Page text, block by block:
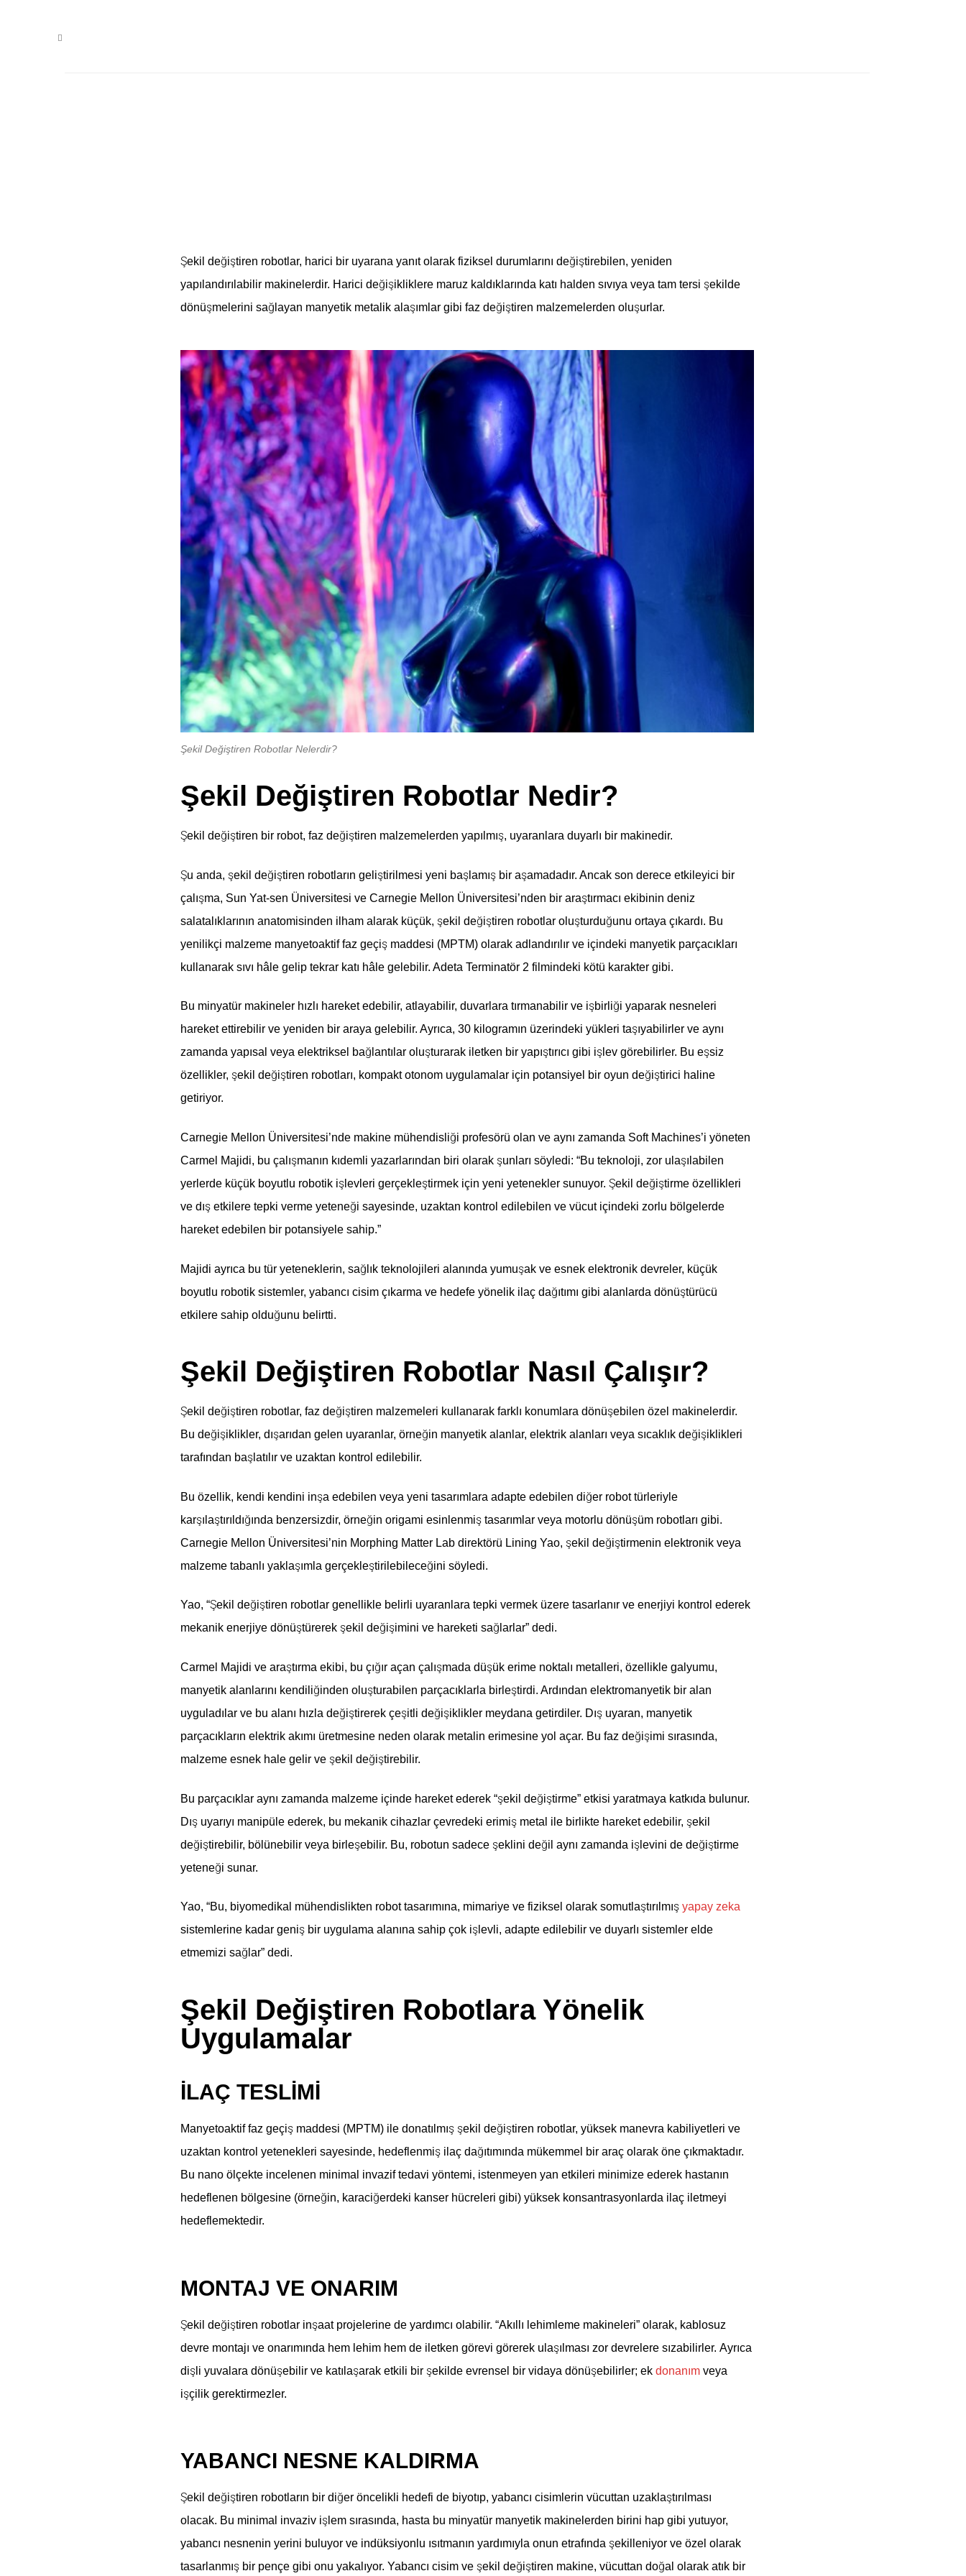
Şekil değiştiren robotlar, harici bir uyarana yanıt olarak fiziksel durumlarını değiştirebilen, yeniden
yapılandırılabilir makinelerdir. Harici değişikliklere maruz kaldıklarında katı halden sıvıya veya tam tersi şekilde
dönüşmelerini sağlayan manyetik metalik alaşımlar gibi faz değiştiren malzemelerden oluşurlar.
Şekil Değiştiren Robotlar Nelerdir?
Şekil Değiştiren Robotlar Nedir?
Şekil değiştiren bir robot, faz değiştiren malzemelerden yapılmış, uyaranlara duyarlı bir makinedir.
Şu anda, şekil değiştiren robotların geliştirilmesi yeni başlamış bir aşamadadır. Ancak son derece etkileyici bir
çalışma, Sun Yat-sen Üniversitesi ve Carnegie Mellon Üniversitesi’nden bir araştırmacı ekibinin deniz
salatalıklarının anatomisinden ilham alarak küçük, şekil değiştiren robotlar oluşturduğunu ortaya çıkardı. Bu
yenilikçi malzeme manyetoaktif faz geçiş maddesi (MPTM) olarak adlandırılır ve içindeki manyetik parçacıkları
kullanarak sıvı hâle gelip tekrar katı hâle gelebilir. Adeta Terminatör 2 filmindeki kötü karakter gibi.
Bu minyatür makineler hızlı hareket edebilir, atlayabilir, duvarlara tırmanabilir ve işbirliği yaparak nesneleri
hareket ettirebilir ve yeniden bir araya gelebilir. Ayrıca, 30 kilogramın üzerindeki yükleri taşıyabilirler ve aynı
zamanda yapısal veya elektriksel bağlantılar oluşturarak iletken bir yapıştırıcı gibi işlev görebilirler. Bu eşsiz
özellikler, şekil değiştiren robotları, kompakt otonom uygulamalar için potansiyel bir oyun değiştirici haline
getiriyor.
Carnegie Mellon Üniversitesi’nde makine mühendisliği profesörü olan ve aynı zamanda Soft Machines’i yöneten
Carmel Majidi, bu çalışmanın kıdemli yazarlarından biri olarak şunları söyledi: “Bu teknoloji, zor ulaşılabilen
yerlerde küçük boyutlu robotik işlevleri gerçekleştirmek için yeni yetenekler sunuyor. Şekil değiştirme özellikleri
ve dış etkilere tepki verme yeteneği sayesinde, uzaktan kontrol edilebilen ve vücut içindeki zorlu bölgelerde
hareket edebilen bir potansiyele sahip.”
Majidi ayrıca bu tür yeteneklerin, sağlık teknolojileri alanında yumuşak ve esnek elektronik devreler, küçük
boyutlu robotik sistemler, yabancı cisim çıkarma ve hedefe yönelik ilaç dağıtımı gibi alanlarda dönüştürücü
etkilere sahip olduğunu belirtti.
Şekil Değiştiren Robotlar Nasıl Çalışır?
Şekil değiştiren robotlar, faz değiştiren malzemeleri kullanarak farklı konumlara dönüşebilen özel makinelerdir.
Bu değişiklikler, dışarıdan gelen uyaranlar, örneğin manyetik alanlar, elektrik alanları veya sıcaklık değişiklikleri
tarafından başlatılır ve uzaktan kontrol edilebilir.
Bu özellik, kendi kendini inşa edebilen veya yeni tasarımlara adapte edebilen diğer robot türleriyle
karşılaştırıldığında benzersizdir, örneğin origami esinlenmiş tasarımlar veya motorlu dönüşüm robotları gibi.
Carnegie Mellon Üniversitesi’nin Morphing Matter Lab direktörü Lining Yao, şekil değiştirmenin elektronik veya
malzeme tabanlı yaklaşımla gerçekleştirilebileceğini söyledi.
Yao, “Şekil değiştiren robotlar genellikle belirli uyaranlara tepki vermek üzere tasarlanır ve enerjiyi kontrol ederek
mekanik enerjiye dönüştürerek şekil değişimini ve hareketi sağlarlar” dedi.
Carmel Majidi ve araştırma ekibi, bu çığır açan çalışmada düşük erime noktalı metalleri, özellikle galyumu,
manyetik alanlarını kendiliğinden oluşturabilen parçacıklarla birleştirdi. Ardından elektromanyetik bir alan
uyguladılar ve bu alanı hızla değiştirerek çeşitli değişiklikler meydana getirdiler. Dış uyaran, manyetik
parçacıkların elektrik akımı üretmesine neden olarak metalin erimesine yol açar. Bu faz değişimi sırasında,
malzeme esnek hale gelir ve şekil değiştirebilir.
Bu parçacıklar aynı zamanda malzeme içinde hareket ederek “şekil değiştirme” etkisi yaratmaya katkıda bulunur.
Dış uyarıyı manipüle ederek, bu mekanik cihazlar çevredeki erimiş metal ile birlikte hareket edebilir, şekil
değiştirebilir, bölünebilir veya birleşebilir. Bu, robotun sadece şeklini değil aynı zamanda işlevini de değiştirme
yeteneği sunar.
Yao, “Bu, biyomedikal mühendislikten robot tasarımına, mimariye ve fiziksel olarak somutlaştırılmış yapay zeka
sistemlerine kadar geniş bir uygulama alanına sahip çok işlevli, adapte edilebilir ve duyarlı sistemler elde
etmemizi sağlar” dedi.
Şekil Değiştiren Robotlara Yönelik
Uygulamalar
İLAÇ TESLİMİ
Manyetoaktif faz geçiş maddesi (MPTM) ile donatılmış şekil değiştiren robotlar, yüksek manevra kabiliyetleri ve
uzaktan kontrol yetenekleri sayesinde, hedeflenmiş ilaç dağıtımında mükemmel bir araç olarak öne çıkmaktadır.
Bu nano ölçekte incelenen minimal invazif tedavi yöntemi, istenmeyen yan etkileri minimize ederek hastanın
hedeflenen bölgesine (örneğin, karaciğerdeki kanser hücreleri gibi) yüksek konsantrasyonlarda ilaç iletmeyi
hedeflemektedir.
MONTAJ VE ONARIM
Şekil değiştiren robotlar inşaat projelerine de yardımcı olabilir. “Akıllı lehimleme makineleri” olarak, kablosuz
devre montajı ve onarımında hem lehim hem de iletken görevi görerek ulaşılması zor devrelere sızabilirler. Ayrıca
dişli yuvalara dönüşebilir ve katılaşarak etkili bir şekilde evrensel bir vidaya dönüşebilirler; ek donanım veya
işçilik gerektirmezler.
YABANCI NESNE KALDIRMA
Şekil değiştiren robotların bir diğer öncelikli hedefi de biyotıp, yabancı cisimlerin vücuttan uzaklaştırılması
olacak. Bu minimal invaziv işlem sırasında, hasta bu minyatür manyetik makinelerden birini hap gibi yutuyor,
yabancı nesnenin yerini buluyor ve indüksiyonlu ısıtmanın yardımıyla onun etrafında şekilleniyor ve özel olarak
tasarlanmış bir pençe gibi onu yakalıyor. Yabancı cisim ve şekil değiştiren makine, vücuttan doğal olarak atık bir